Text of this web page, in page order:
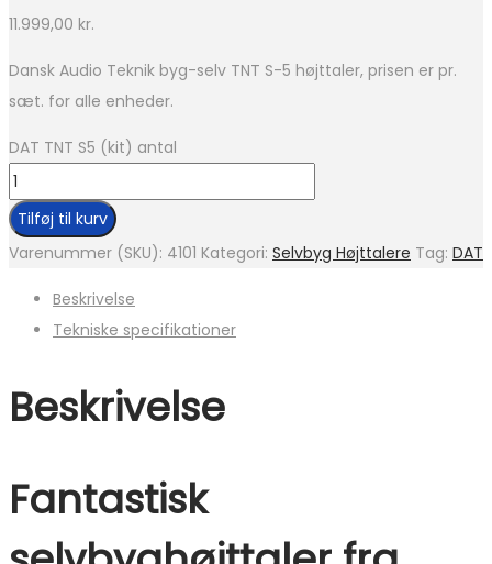
11.999,00 kr.
Dansk Audio Teknik byg-selv TNT S-5 højttaler, prisen er pr.
sæt. for alle enheder.
DAT TNT S5 (kit) antal
Tilføj til kurv
Varenummer (SKU): 4101 Kategori: Selvbyg Højttalere Tag: DAT
Beskrivelse
Tekniske specifikationer
Beskrivelse
Fantastisk